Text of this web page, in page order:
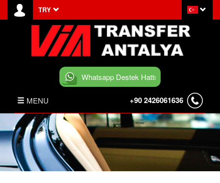
TRY
Whatsapp Destek Hattı
MENU +90 2426061636
ANASAYFA
HABERLER
BELEK TRANSFER